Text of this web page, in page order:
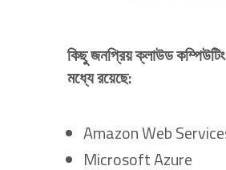
কিছু জনপ্রিয় ক্লাউড কম্পিউটিং
মধ্যে রয়েছে:
Amazon Web
Microsoft Azure